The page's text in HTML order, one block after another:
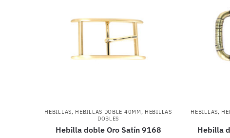
HEBILLAS, HEBILLAS DOBLE 40MM , HEBILLAS
DOBLES
Hebilla doble Oro Satín 9168
HEBILLAS,
Hebilla